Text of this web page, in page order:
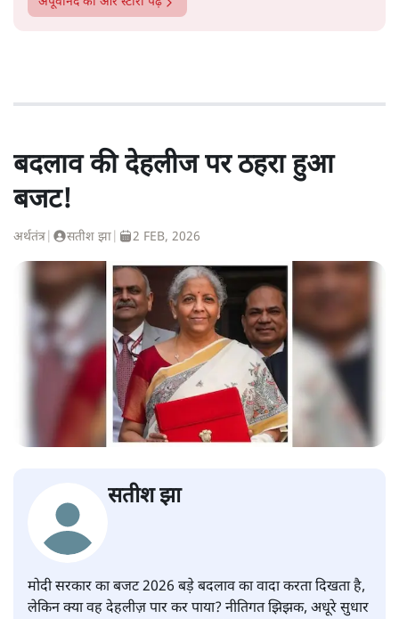
बदलाव की देहलीज पर ठहरा हुआ
बजट!
अर्थतंत्र सतीश झा 2 FEB, 2026
सतीश झा
मोदी सरकार का बजट 2026 बड़े बदलाव का वादा करता दिखता है,
लेकिन क्या वह देहलीज़ पार कर पाया? नीतिगत झिझक, अधूरे सुधार